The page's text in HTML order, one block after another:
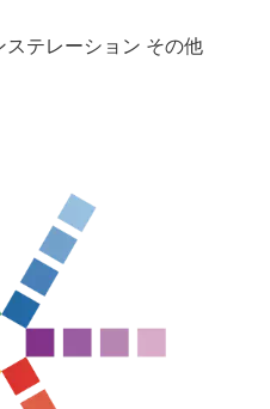
ステレーション その他